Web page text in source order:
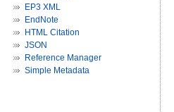
EP3 XML
EndNote
HTML Citation
JSON
Reference Manager
Simple Metadata